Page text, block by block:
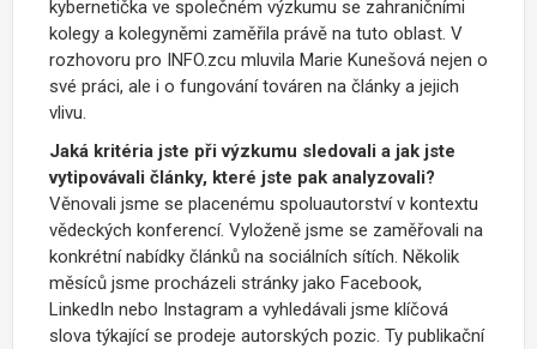
kybernetička ve společném výzkumu se zahraničními
kolegy a kolegyněmi zaměřila právě na tuto oblast. V
rozhovoru pro INFO.zcu mluvila Marie Kunešová nejen o
své práci, ale i o fungování továren na články a jejich
vlivu.
Jaká kritéria jste při výzkumu sledovali a jak jste
vytipovávali články, které jste pak analyzovali?
Věnovali jsme se placenému spoluautorství v kontextu
vědeckých konferencí. Vyloženě jsme se zaměřovali na
konkrétní nabídky článků na sociálních sítích. Několik
měsíců jsme procházeli stránky jako Facebook,
LinkedIn nebo Instagram a vyhledávali jsme klíčová
slova týkající se prodeje autorských pozic. Ty publikační